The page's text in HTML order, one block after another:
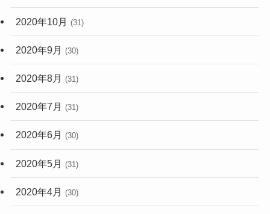
2020年10月 (31)
2020年9月 (30)
2020年8月 (31)
2020年7月 (31)
2020年6月 (30)
2020年5月 (31)
2020年4月 (30)